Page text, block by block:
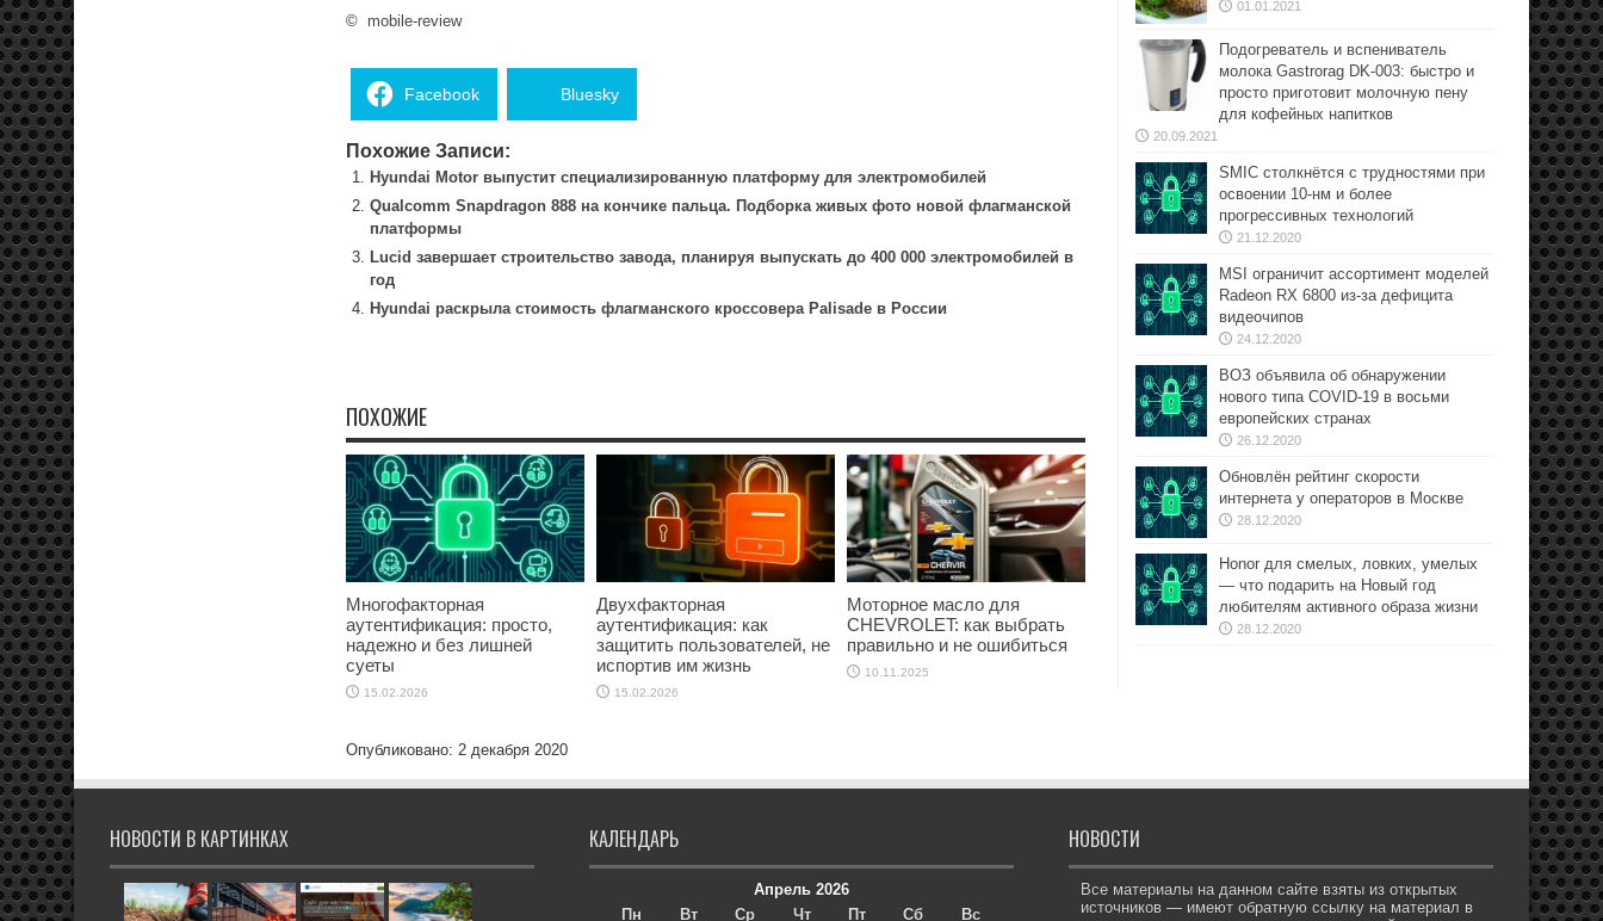
© mobile-review
Facebook Bluesky
Похожие Записи:
Hyundai Motor выпустит специализированную платформу для электромобилей
Qualcomm Snapdragon 888 на кончике пальца. Подборка живых фото новой флагманской
платформы
Lucid завершает строительство завода, планируя выпускать до 400 000 электромобилей в
год
Hyundai раскрыла стоимость флагманского кроссовера Palisade в России
ПОХОЖИЕ
Многофакторная
аутентификация: просто,
надежно и без лишней
суеты
15.02.2026
Двухфакторная
аутентификация: как
защитить пользователей, не
испортив им жизнь
15.02.2026
Моторное масло для
CHEVROLET: как выбрать
правильно и не ошибиться
10.11.2025
Опубликовано: 2 декабря 2020
01.01.2021
Подогреватель и вспениватель
молока Gastrorag DK-003: быстро и
просто приготовит молочную пену
для кофейных напитков
20.09.2021
SMIC столкнётся с трудностями при
освоении 10-нм и более
прогрессивных технологий
21.12.2020
MSI ограничит ассортимент моделей
Radeon RX 6800 из-за дефицита
видеочипов
24.12.2020
ВОЗ объявила об обнаружении
нового типа COVID-19 в восьми
европейских странах
26.12.2020
Обновлён рейтинг скорости
интернета у операторов в Москве
28.12.2020
Honor для смелых, ловких, умелых
— что подарить на Новый год
любителям активного образа жизни
28.12.2020
НОВОСТИ В КАРТИНКАХ КАЛЕНДАРЬ
Апрель 2026
Пн
Вт Ср Чт Пт Сб Вс
НОВОСТИ
Все материалы на данном сайте взяты из открытых
источников — имеют обратную ссылку на материал в